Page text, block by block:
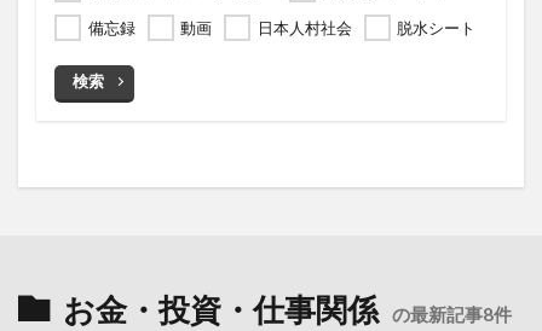
備忘録
動画 日本人村社会 脱水シート
検索
お金・投資・仕事関係 の最新記事8件